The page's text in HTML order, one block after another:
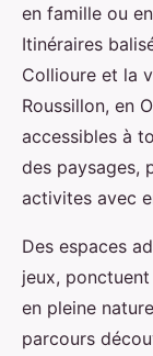
en famille ou
Itinéraires
Collioure et la
Roussillon, en
accessibles à
des paysages,
activites avec
Des espaces
jeux,
en pleine
parcours